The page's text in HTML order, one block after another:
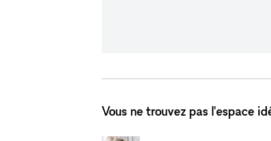
Vous ne trouvez pas l'espace